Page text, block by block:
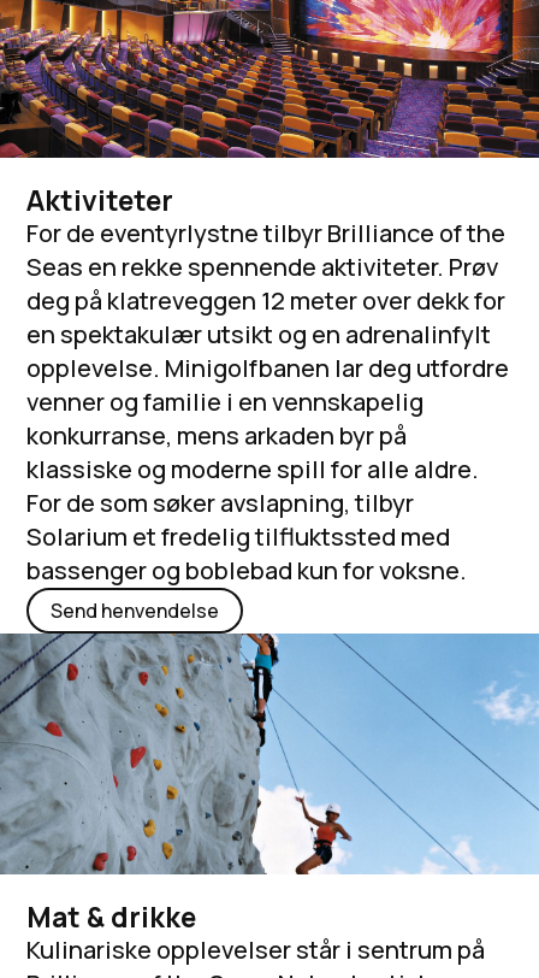
Aktiviteter
For de eventyrlystne tilbyr Brilliance of the
Seas en rekke spennende aktiviteter. Prøv
deg på klatreveggen 12 meter over dekk for
en spektakulær utsikt og en adrenalinfylt
opplevelse. Minigolfbanen lar deg utfordre
venner og familie i en vennskapelig
konkurranse, mens arkaden byr på
klassiske og moderne spill for alle aldre.
For de som søker avslapning, tilbyr
Solarium et fredelig tilfluktssted med
bassenger og boblebad kun for voksne.
Send henvendelse
Mat & drikke
Kulinariske opplevelser står i sentrum på